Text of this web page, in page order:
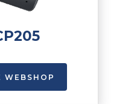
WEBSHOP